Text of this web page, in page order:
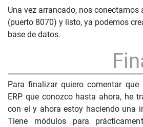
Una vez arrancado, nos conectamos
(puerto 8070) y listo, ya podemos
base de datos.
Para finalizar quiero comentar que
ERP que conozco hasta ahora, he
con el y ahora estoy haciendo una
Tiene módulos para